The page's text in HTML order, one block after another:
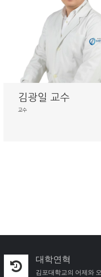
김광일 교수
교수
대학연혁
김포대학교의 어제와